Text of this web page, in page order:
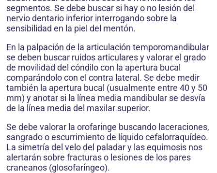
segmentos. Se debe buscar si hay o no lesión del
nervio dentario inferior interrogando sobre la
sensibilidad en la piel del mentón.
En la palpación de la articulación temporomandibular
se deben buscar ruidos articulares y valorar el grado
de movilidad del cóndilo con la apertura bucal
comparándolo con el contra lateral. Se debe medir
también la apertura bucal (usualmente entre 40 y 50
mm) y anotar si la línea media mandibular se desvía
de la línea media del maxilar superior.
Se debe valorar la orofaringe buscando laceraciones,
sangrado o escurrimiento de líquido cefalorraquídeo.
La simetría del velo del paladar y las equimosis nos
alertarán sobre fracturas o lesiones de los pares
craneanos (glosofaríngeo).